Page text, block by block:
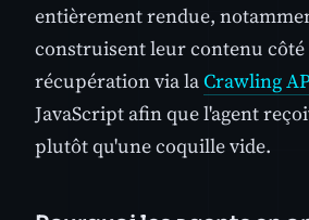
entièrement rendue,
construisent leur contenu
récupération via laCrawling
JavaScript afin que l'agent
plutôt qu'une coquille vide.